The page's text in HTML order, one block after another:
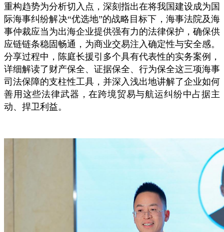
重构趋势为分析切入点，深刻指出在将我国建设成为国
际海事纠纷解决“优选地”的战略目标下，海事法院及海
事仲裁应当为出海企业提供强有力的法律保护，确保供
应链链条稳固畅通，为商业交易注入确定性与安全感。
分享过程中，陈庭长援引多个具有代表性的实务案例，
详细解读了财产保全、证据保全、行为保全这三项海事
司法保障的支柱性工具，并深入浅出地讲解了企业如何
善用这些法律武器，在跨境贸易与航运纠纷中占据主
动、捍卫利益。